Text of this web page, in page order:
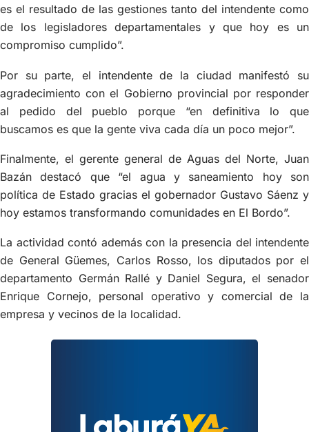
es el resultado de las gestiones tanto del intendente como
de los legisladores departamentales y que hoy es un
compromiso cumplido”.
Por su parte, el intendente de la ciudad manifestó su
agradecimiento con el Gobierno provincial por responder
al pedido del pueblo porque “en definitiva lo que
buscamos es que la gente viva cada día un poco mejor”.
Finalmente, el gerente general de Aguas del Norte, Juan
Bazán destacó que “el agua y saneamiento hoy son
política de Estado gracias el gobernador Gustavo Sáenz y
hoy estamos transformando comunidades en El Bordo”.
La actividad contó además con la presencia del intendente
de General Güemes, Carlos Rosso, los diputados por el
departamento Germán Rallé y Daniel Segura, el senador
Enrique Cornejo, personal operativo y comercial de la
empresa y vecinos de la localidad.